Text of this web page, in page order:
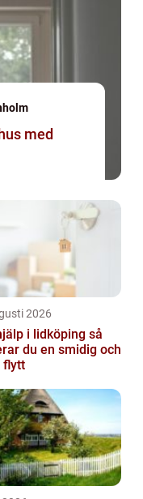
2026
i lidköping så
du en smidig och
flytt